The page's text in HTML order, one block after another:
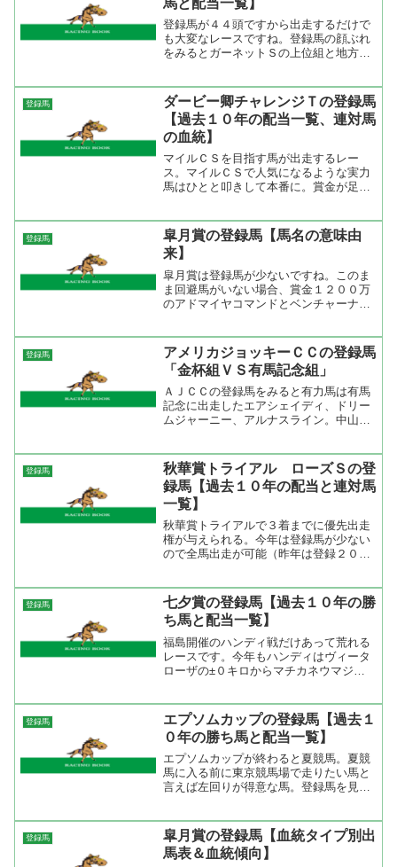
登録馬が４４頭ですから出走するだけで
も大変なレースですね。登録馬の顔ぶれ
をみるとガーネットＳの上位組と地方重
ドワンダーなどが上位かな。次にスリー
アベニュー、タイセイアト...
登録馬
ダービー卿チャレンジＴの登録馬
【過去１０年の配当一覧、連対馬
の血統】
マイルＣＳを目指す馬が出走するレー
ス。マイルＣＳで人気になるような実力
馬はひとと叩きして本番に。賞金が足り
プにしてマイルＣＳに。２００２年から
ハンディ戦になったが、これ...
登録馬
皐月賞の登録馬【馬名の意味由
来】
皐月賞は登録馬が少ないですね。このま
ま回避馬がいない場合、賞金１２００万
のアドマイヤコマンドとベンチャーナイ
た。桜花賞を勝った小牧太はスプリング
Ｓを勝ったスマイルジャック...
登録馬
アメリカジョッキーＣＣの登録馬
「金杯組ＶＳ有馬記念組」
ＡＪＣＣの登録馬をみると有力馬は有馬
記念に出走したエアシェイディ、ドリー
ムジャーニー、アルナスライン。中山金
う。中山２２００ｍは外回りコースを使
用。中山２０００ｍとはスタ...
登録馬
秋華賞トライアル ローズＳの登
録馬【過去１０年の配当と連対馬
一覧】
秋華賞トライアルで３着までに優先出走
権が与えられる。今年は登録馬が少ない
ので全馬出走が可能（昨年は登録２０
か。 その強力な２頭とは桜花賞馬のダ
イワスカーレットとオークス２...
登録馬
七夕賞の登録馬【過去１０年の勝
ち馬と配当一覧】
福島開催のハンディ戦だけあって荒れる
レースです。今年もハンディはヴィータ
ローザの±０キロからマチカネウマジル
も幅広い。 注目馬をいくつかあげると
すると目黒記念４着のアド...
登録馬
エプソムカップの登録馬【過去１
０年の勝ち馬と配当一覧】
エプソムカップが終わると夏競馬。夏競
馬に入る前に東京競馬場で走りたい馬と
言えば左回りが得意な馬。登録馬を見る
暗を分けた２頭だが時計の掛かる馬場な
らどうなるか分からない。...
登録馬
皐月賞の登録馬【血統タイプ別出
馬表＆血統傾向】